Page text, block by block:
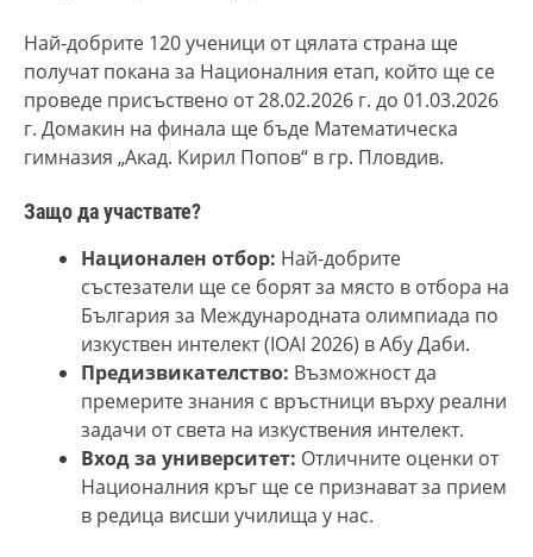
Най-добрите 120 ученици от цялата страна ще
получат покана за Националния етап, който ще се
проведе присъствено от 28.02.2026 г. до 01.03.2026
г. Домакин на финала ще бъде Математическа
гимназия „Акад. Кирил Попов“ в гр. Пловдив.
Защо да участвате?
Национален отбор: Най-добрите
състезатели ще се борят за място в отбора на
България за Международната олимпиада по
изкуствен интелект (IOAI 2026) в Абу Даби.
Предизвикателство: Възможност да
премерите знания с връстници върху реални
задачи от света на изкуствения интелект.
Вход за университет: Отличните оценки от
Националния кръг ще се признават за прием
в редица висши училища у нас.